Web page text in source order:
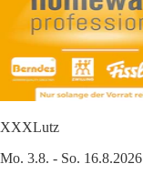
XXXLutz
Mo. 3.8. - So. 16.8.2026